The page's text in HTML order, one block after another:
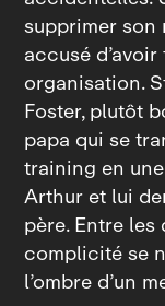
supprimer son
accusé
organisation.
Foster, plutôt
papa qui se
training en
Arthur et lui
père. Entre les
complicité se
l’ombre d’un